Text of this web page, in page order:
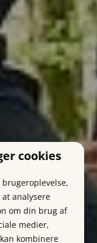
cookies
analysere
om din brug af
medier,
kombinere